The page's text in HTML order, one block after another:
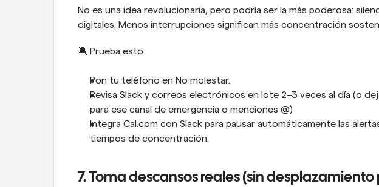
No es una idea revolucionaria, pero podría ser la más poderosa:
digitales. Menos interrupciones significan más concentración
🔕 Prueba esto:
Pon tu teléfono en No molestar.
Revisa Slack y correos electrónicos en lote 2–3 veces al día (o
para ese canal de emergencia o menciones @)
Integra Cal.com con Slack para pausar automáticamente las
tiempos de concentración.
7. Toma descansos reales (sin